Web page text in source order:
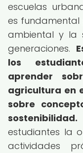
escuelas
es
ambiental y la
generaciones.
los
aprender
agricultura en
sobre
sostenibilidad.
estudiantes la
actividades